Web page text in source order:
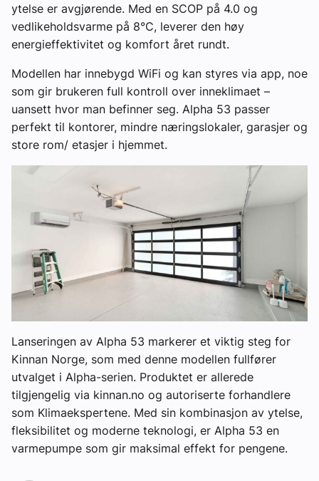
ytelse er avgjørende. Med en SCOP på 4.0 og
vedlikeholdsvarme på 8°C, leverer den høy
energieffektivitet og komfort året rundt.
Modellen har innebygd WiFi og kan styres via app, noe
som gir brukeren full kontroll over inneklimaet –
uansett hvor man befinner seg. Alpha 53 passer
perfekt til kontorer, mindre næringslokaler, garasjer og
store rom/ etasjer i hjemmet.
Lanseringen av Alpha 53 markerer et viktig steg for
Kinnan Norge, som med denne modellen fullfører
utvalget i Alpha-serien. Produktet er allerede
tilgjengelig via kinnan.no og autoriserte forhandlere
som Klimaekspertene. Med sin kombinasjon av ytelse,
fleksibilitet og moderne teknologi, er Alpha 53 en
varmepumpe som gir maksimal effekt for pengene.